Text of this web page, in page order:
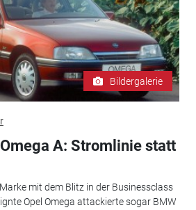
Bildergalerie
A: Stromlinie statt
mit dem Blitz in der Businessclass
Opel Omega attackierte sogar BMW